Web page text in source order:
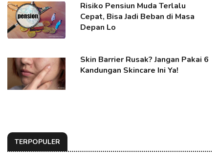
Risiko Pensiun Muda Terlalu
Cepat, Bisa Jadi Beban di Masa
Depan Lo
Skin Barrier Rusak? Jangan Pakai 6
Kandungan Skincare Ini Ya!
TERPOPULER